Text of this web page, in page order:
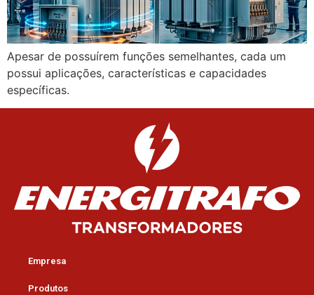
Apesar de possuírem funções semelhantes, cada um
possui aplicações, características e capacidades
específicas.
Empresa
Produtos